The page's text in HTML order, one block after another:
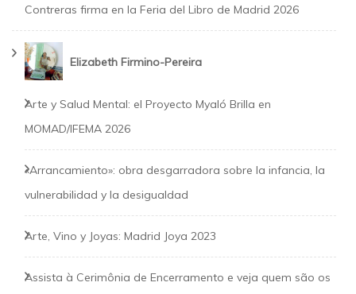
Contreras firma en la Feria del Libro de Madrid 2026
Elizabeth Firmino-Pereira
Arte y Salud Mental: el Proyecto Myaló Brilla en
MOMAD/IFEMA 2026
«Arrancamiento»: obra desgarradora sobre la infancia, la
vulnerabilidad y la desigualdad
Arte, Vino y Joyas: Madrid Joya 2023
Assista à Cerimônia de Encerramento e veja quem são os